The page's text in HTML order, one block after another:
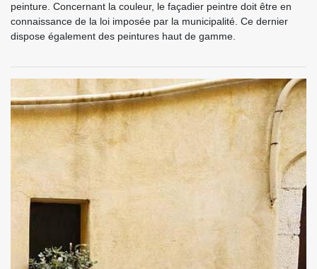
peinture. Concernant la couleur, le façadier peintre doit être en
connaissance de la loi imposée par la municipalité. Ce dernier
dispose également des peintures haut de gamme.